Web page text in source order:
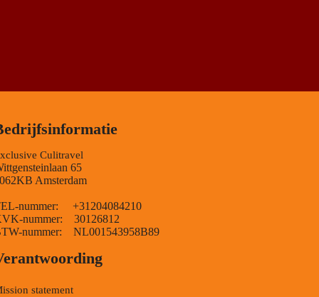
Culitravel
65
Amsterdam
nummer: +31204084210
nummer: 30126812
nummer: NL001543958B89
statement